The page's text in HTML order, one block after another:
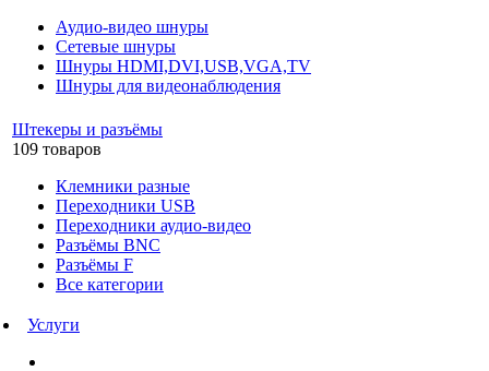
Аудио-видео шнуры
Сетевые шнуры
Шнуры HDMI,DVI,USB,VGA,TV
Шнуры для видеонаблюдения
Штекеры и разъёмы
109 товаров
Клемники разные
Переходники USB
Переходники аудио-видео
Разъёмы BNC
Разъёмы F
Все категории
Услуги